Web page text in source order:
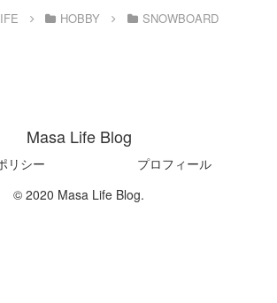
HOBBY SNOWBOARD
Masa Life Blog
リシー
プロフィール
© 2020 Masa Life Blog.